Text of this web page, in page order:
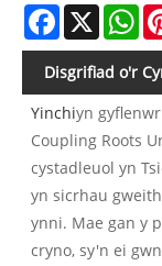
Facebook
X
Disgrifiad o'r
Yinchiyn
Coupling Roots
cystadleuol yn
yn sicrhau
ynni. Mae gan y
cryno, sy'n ei